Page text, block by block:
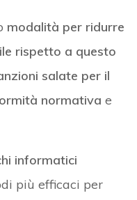
modalità per ridurre
rispetto a questo
salate per il
normativa e
informatici
più efficaci per